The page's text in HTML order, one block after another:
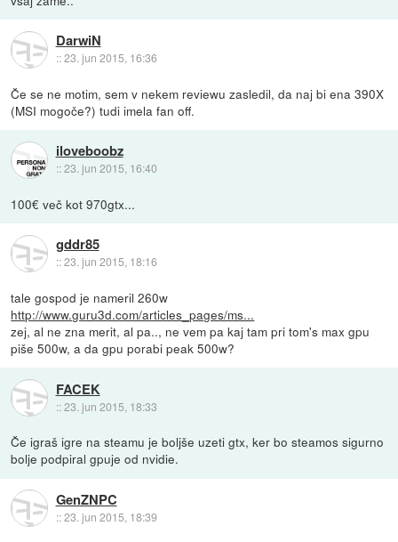
DarwiN
::23. jun 2015, 16:36
Če se ne motim, sem v nekem reviewu zasledil, da naj bi ena 390X
(MSI mogoče?) tudi imela fan off.
iloveboobz
::23. jun 2015, 16:40
100€ več kot 970gtx...
gddr85
::23. jun 2015, 18:16
tale gospod je nameril 260w
http://www.guru3d.com/articles_pages/ms...
zej, al ne zna merit, al pa.., ne vem pa kaj tam pri tom's max gpu
piše 500w, a da gpu porabi peak 500w?
FACEK
::23. jun 2015, 18:33
Če igraš igre na steamu je boljše uzeti gtx, ker bo steamos sigurno
bolje podpiral gpuje od nvidie.
GenZNPC
::23. jun 2015, 18:39